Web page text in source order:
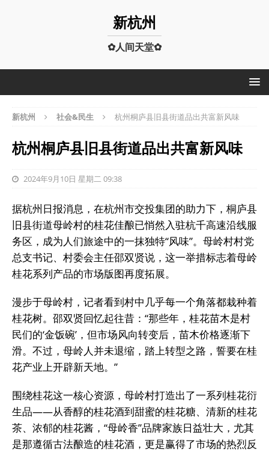
新杭州
✿人间天堂✿
新杭州 社会&民生 杭州桐庐县旧县街道品出共富新风味
杭州桐庐县旧县街道品出共富新风味
2024年9月10日 星期二 09:38
据杭州日报消息，在杭州市交投集团的助力下，桐庐县
旧县街道母岭村的桂花佳酿已悄然入驻杭千高速沿线服
务区，成为人们旅途中的一抹独特“风味”。母岭村村党
总支书记、村委会主任邵双贤说，这一举措标志着母岭
桂花系列产品的市场版图再度拓展。
漫步于母岭村，记者看到村中几乎每一个角落都栽种着
桂花树。邵双贤回忆起往昔：“那些年，桂花苗木是村
民们的‘金饭碗’，但市场风向转变后，苗木价格逐渐下
滑。不过，母岭人并未退缩，踏上转型之路，誓要在桂
花产业上开辟新天地。”
围绕桂花这一核心资源，母岭村打造出了一系列桂花衍
生品——从香醇的桂花酒到甜蜜的桂花糖、清新的桂花
茶、浓郁的桂花酱，“母岭香”品牌家族日益壮大，尤其
是那遵循古法酿造的桂花酒，更是赢得了市场的热烈反